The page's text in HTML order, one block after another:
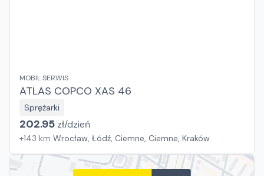
MOBIL SERWIS
ATLAS COPCO XAS 46
Sprężarki
202.95 zł/dzień
+143 km Wrocław, Łódź, Ciemne, Ciemne, Kraków